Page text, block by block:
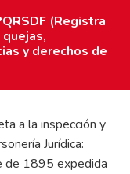
(Registra
y derechos de
a la inspección y
Jurídica:
de 1895 expedida